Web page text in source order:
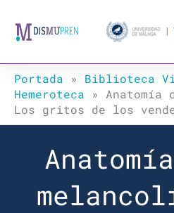
Portada » Biblioteca
Hemeroteca » Anatomía
Los gritos de los